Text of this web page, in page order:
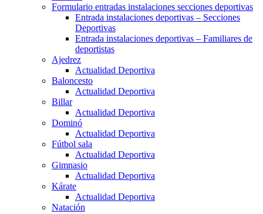
Formulario entradas instalaciones secciones deportivas
Entrada instalaciones deportivas – Secciones
Deportivas
Entrada instalaciones deportivas – Familiares de
deportistas
Ajedrez
Actualidad Deportiva
Baloncesto
Actualidad Deportiva
Billar
Actualidad Deportiva
Dominó
Actualidad Deportiva
Fútbol sala
Actualidad Deportiva
Gimnasio
Actualidad Deportiva
Kárate
Actualidad Deportiva
Natación